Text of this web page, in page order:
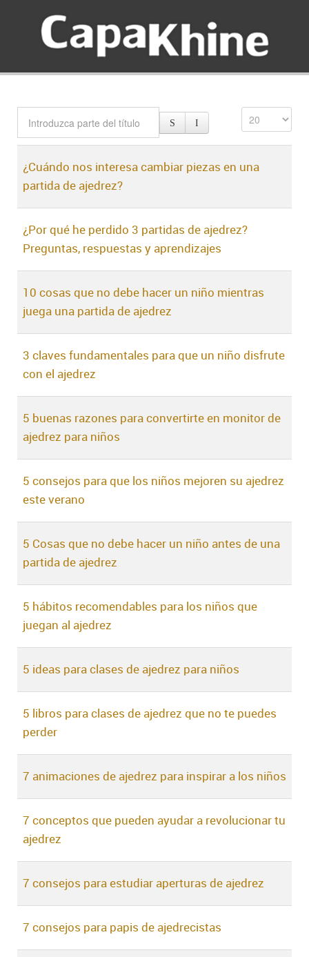
¿Cuándo nos interesa cambiar piezas en una
partida de ajedrez?
¿Por qué he perdido 3 partidas de ajedrez?
Preguntas, respuestas y aprendizajes
10 cosas que no debe hacer un niño mientras
juega una partida de ajedrez
3 claves fundamentales para que un niño disfrute
con el ajedrez
5 buenas razones para convertirte en monitor de
ajedrez para niños
5 consejos para que los niños mejoren su ajedrez
este verano
5 Cosas que no debe hacer un niño antes de una
partida de ajedrez
5 hábitos recomendables para los niños que
juegan al ajedrez
5 ideas para clases de ajedrez para niños
5 libros para clases de ajedrez que no te puedes
perder
7 animaciones de ajedrez para inspirar a los niños
7 conceptos que pueden ayudar a revolucionar tu
ajedrez
7 consejos para estudiar aperturas de ajedrez
7 consejos para papis de ajedrecistas